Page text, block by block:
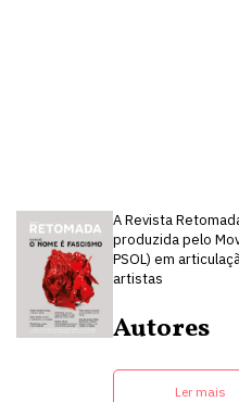
A Revista
produzida pelo
PSOL) em
artistas
Autores
Ler mais